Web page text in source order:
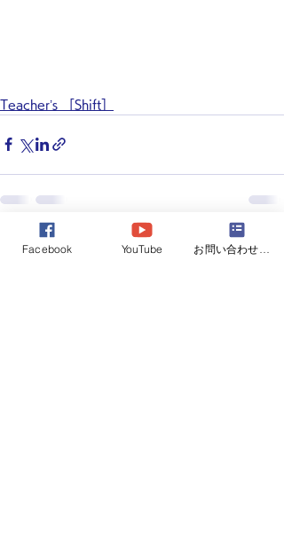
Teacher’s ［Shift］
最新記事 すべて表示
Facebook YouTube